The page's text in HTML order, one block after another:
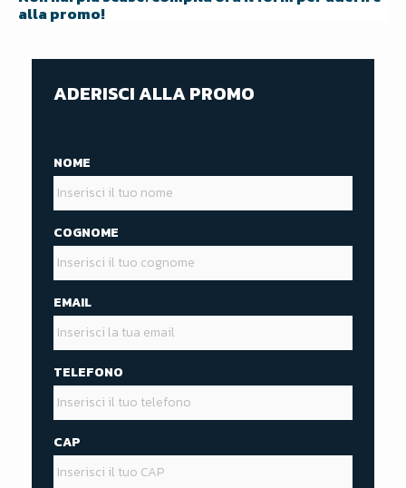
alla promo!
ADERISCI ALLA PROMO
NOME
COGNOME
EMAIL
TELEFONO
CAP